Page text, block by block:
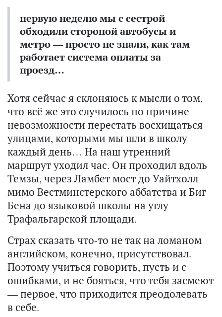
первую неделю мы с сестрой
обходили стороной автобусы и
метро — просто не знали, как там
работает система оплаты за
проезд…
Хотя сейчас я склоняюсь к мысли о том,
что всё же это случилось по причине
невозможности перестать восхищаться
улицами, которыми мы шли в школу
каждый день… На наш утренний
маршрут уходил час. Он проходил вдоль
Темзы, через Ламбет мост до Уайтхолл
мимо Вестминстерского аббатства и Биг
Бена до языковой школы на углу
Трафальгарской площади.
Страх сказать что-то не так на ломаном
английском, конечно, присутствовал.
Поэтому учиться говорить, пусть и с
ошибками, и не бояться, что тебя засмеют
— первое, что приходится преодолевать
в себе.